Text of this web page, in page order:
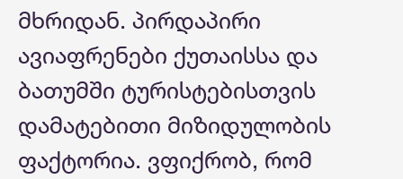
მხრიდან. პირდაპირი
ავიაფრენები ქუთაისსა და
ბათუმში ტურისტებისთვის
დამატებითი მიზიდულობის
ფაქტორია. ვფიქრობ, რომ